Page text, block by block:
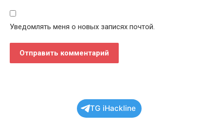
Уведомлять меня о новых записях почтой.
TG iHackline